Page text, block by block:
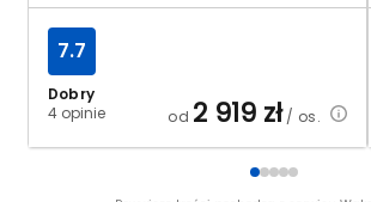
Dobry
4 opinie
7.7
od 2 919 zł/ os.